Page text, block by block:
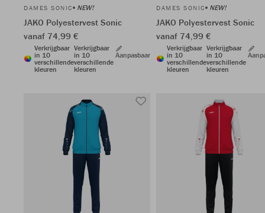
DAMES SONIC NEW!
JAKO Polyestervest Sonic
vanaf 74,99 €
Verkrijgbaar
in 10
verschillende
kleuren
Verkrijgbaar
in 10
verschillende
kleuren
Aanpasbaar
DAMES SONIC NEW!
JAKO Polyestervest Sonic
vanaf 74,99 €
Verkrijgbaar
in 10
verschillende
kleuren
Verkrijgbaar
in 10
verschillende
kleuren